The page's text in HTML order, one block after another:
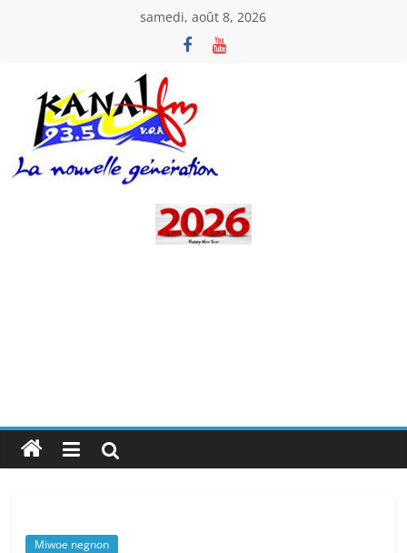
samedi, août 8, 2026
Kanal
Miwoe negnon